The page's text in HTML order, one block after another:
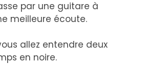
par une guitare à
meilleure écoute.
allez entendre deux
en noire.